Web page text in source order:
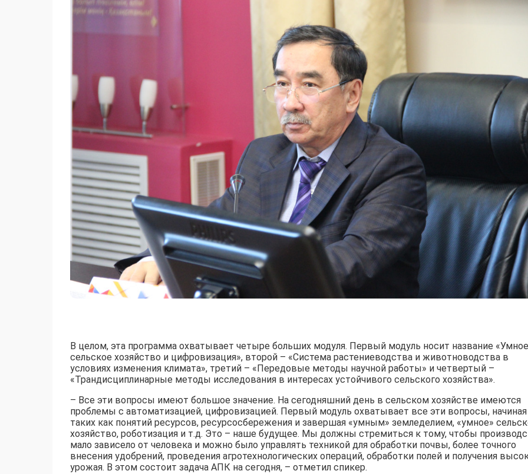
В целом, эта программа охватывает четыре больших модуля. Первый модуль носит название «Умное
сельское хозяйство и цифровизация», второй – «Система растениеводства и животноводства в
условиях изменения климата», третий – «Передовые методы научной работы» и четвертый –
«Трандисциплинарные методы исследования в интересах устойчивого сельского хозяйства».
– Все эти вопросы имеют большое значение. На сегодняшний день в сельском хозяйстве имеются
проблемы с автоматизацией, цифровизацией. Первый модуль охватывает все эти вопросы,
таких как понятий ресурсов, ресурсосбережения и завершая «умным» земледелием, «умное»
хозяйство, роботизация и т.д. Это – наше будущее. Мы должны стремиться к тому, чтобы
мало зависело от человека и можно было управлять техникой для обработки почвы, более точного
внесения удобрений, проведения агротехнологических операций, обработки полей и получения
урожая. В этом состоит задача АПК на сегодня, – отметил спикер.